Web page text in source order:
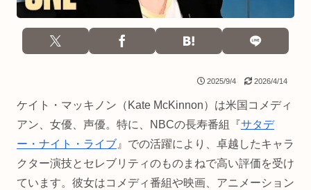
2025/9/4 2026/4/14
ケイト・マッキノン（Kate McKinnon）は米国コメディ
アン、女優、声優。特に、NBCの長寿番組『サタデ
ー・ナイト・ライブ 』での活躍により、卓越したキャラ
クター演技とセレブリティのものまねで高い評価を受け
ています。彼女はコメディ番組や映画、アニメーション